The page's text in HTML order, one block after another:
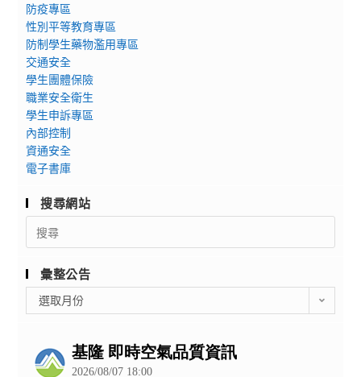
防疫專區
性別平等教育專區
防制學生藥物濫用專區
交通安全
學生團體保險
職業安全衛生
學生申訴專區
內部控制
資通安全
電子書庫
搜尋網站
Search
for:
彙整公告
整
選取月份